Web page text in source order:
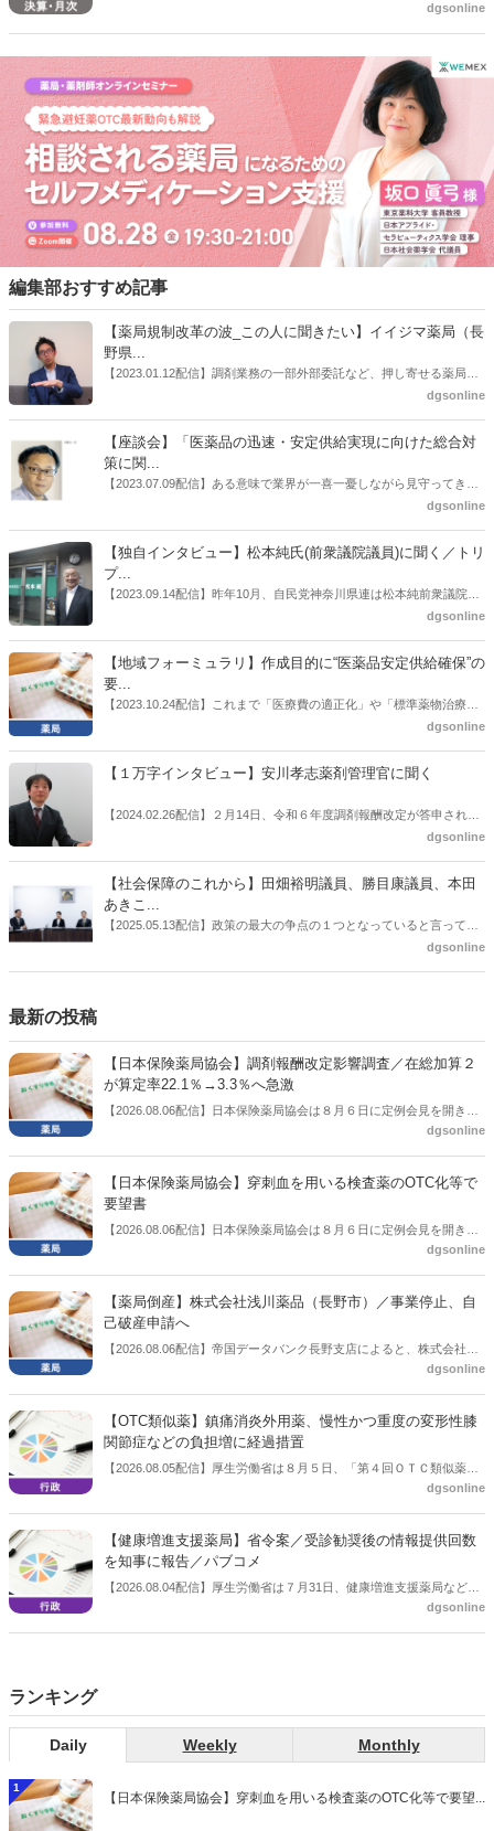
半期決算業績を公表した。それによると、売上高は4916億5900万円
利益190億400万円（同8.3％減）だった。
dgsonline
編集部おすすめ記事
【薬局規制改革の波_この人に聞きたい】イイジマ薬局（長
野県...
【2023.01.12配信】調剤業務の一部外部委託など、押し寄せる薬局業
界への規制改革の波。この規制改革の波を薬局業界はどう受け止めた
はないだろうか。本紙ではこうした問題について、厚労省「薬局薬剤
師の業務及び薬局の機能に関するワーキンググループ」に参考人とし
ても出席していたイイジマ薬局（長野県上田市）開設者である飯島裕
dgsonline
【座談会】「医薬品の迅速・安定供給実現に向けた総合対
策に関...
【2023.07.09配信】ある意味で業界が一喜一憂しながら見守ってきた
厚労省「医薬品の迅速・安定供給実現に向けた総合対策に関する有識
書がとりまとめられた。ドラビズon-lineでは検討会を総括する目的で
厚労省医政局医薬産業振興・医療情報企画課長（医薬産業振興・医療
情報企画課セルフケア・セルフメディケーション推進室長併任）安藤
公一氏や青山学院大学名誉教授の三村優美子氏、 日本保険薬局協会医
dgsonline
【独自インタビュー】松本純氏(前衆議院議員)に聞く／トリ
プ...
【2023.09.14配信】昨年10月、自民党神奈川県連は松本純前衆議院議
員を「自民党神奈川1区」（横浜市中区・磯子区・金沢区）の支部長
候補の前提となるもの。薬剤師に関わる政策に広く・深く関わってき
た同氏の復活に向けた薬剤師業界の期待には熱いものがある。不透明
感の払拭できない医療・介護・障害者サービスのトリプル改定等へ
の、薬剤師業界の強い危機感の裏返しといってもいいだろう。本稿で
dgsonline
【地域フォーミュラリ】作成目的に“医薬品安定供給確保”の
要...
【2023.10.24配信】これまで「医療費の適正化」や「標準薬物治療の
推進」などが目的とされることが多かった地域フォーミュラリの作
た。医薬品の安定供給確保だ。10月22日に開かれた「日本フォーミュ
飯田市）は、会員薬局から安定供給確保への強い要望があったことを
受け、安定供給確保が見込めるPPI３成分について銘柄を含めて選定
dgsonline
【１万字インタビュー】安川孝志薬剤管理官に聞く
【2024.02.26配信】２月14日、令和６年度調剤報酬改定が答申され
た。本紙では、厚生労働省保険局医療課・薬剤管理官の安川孝志氏
dgsonline
【社会保障のこれから】田畑裕明議員、勝目康議員、本田
あきこ...
【2025.05.13配信】政策の最大の争点の１つとなっていると言っても
よいのが社会保障のこれからのあり方だ。特に与党では、政府関係者
dgsonline
最新の投稿
【日本保険薬局協会】調剤報酬改定影響調査／在総加算２
が算定率22.1％→3.3％へ急激
【2026.08.06配信】日本保険薬局協会は８月６日に定例会見を開き、
「令和８年度調剤報酬改定に係る保険薬局への影響」の調査結果を公
3.3％へ大きく低下した。
dgsonline
【日本保険薬局協会】穿刺血を用いる検査薬のOTC化等で
要望書
【2026.08.06配信】日本保険薬局協会は８月６日に定例会見を開き、
「穿刺血を用いる検査薬のOTC化等に関する要望書」を厚生労働省 医
dgsonline
【薬局倒産】株式会社浅川薬品（長野市）／事業停止、自
己破産申請へ
【2026.08.06配信】帝国データバンク長野支店によると、株式会社浅
川薬品（長野市）は7月31日に事業を停止し、自己破産申請の準備に
dgsonline
【OTC類似薬】鎮痛消炎外用薬、慢性かつ重度の変形性膝
関節症などの負担増に経過措置
【2026.08.05配信】厚生労働省は８月５日、「第４回ＯＴＣ類似薬の
保険給付の見直しの実施に向けた技術的検討会」を開催。「中間とり
会等に報告し、令和８年秋頃を目途に結論を得る予定。
dgsonline
【健康増進支援薬局】省令案／受診勧奨後の情報提供回数
を知事に報告／パブコメ
【2026.08.04配信】厚生労働省は７月31日、健康増進支援薬局などに
関する省令案を示し、パブコメを開始した。受診勧奨を行った後に、
dgsonline
ランキング
Daily Weekly Monthly
1
【日本保険薬局協会】穿刺血を用いる検査薬のOTC化等で要望...